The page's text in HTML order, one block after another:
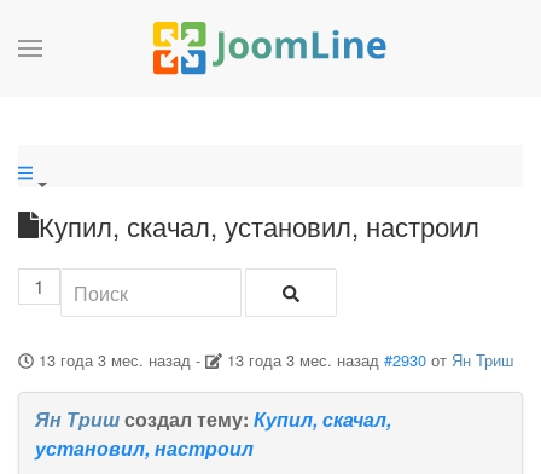
Купил, скачал, установил, настроил
1
13 года 3 мес. назад- 13 года 3 мес. назад #2930 от Ян Триш
Ян Тришсоздал тему: Купил, скачал,
установил, настроил